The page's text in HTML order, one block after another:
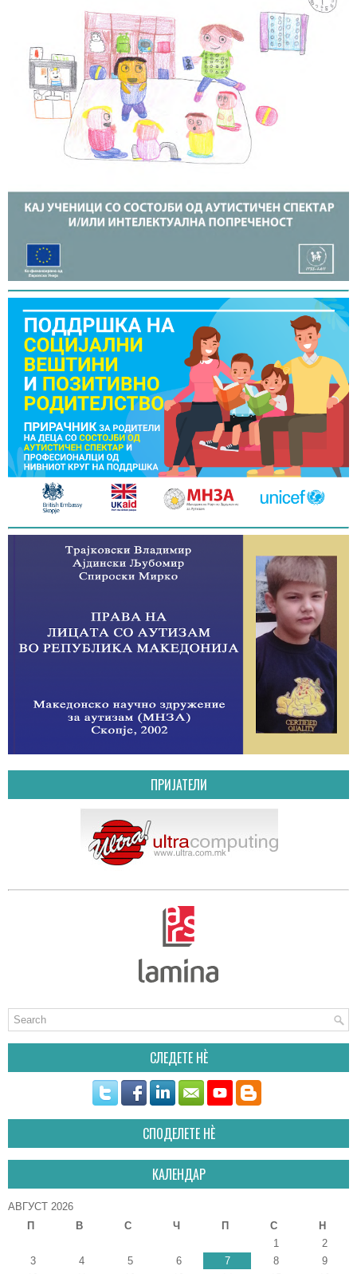
ПРИЈАТЕЛИ
СЛЕДЕТЕ НÈ
СПОДЕЛЕТЕ НÈ
КАЛЕНДАР
АВГУСТ 2026
П
В С Ч П С
Н
1
2
3
4 5 6 7 8
9